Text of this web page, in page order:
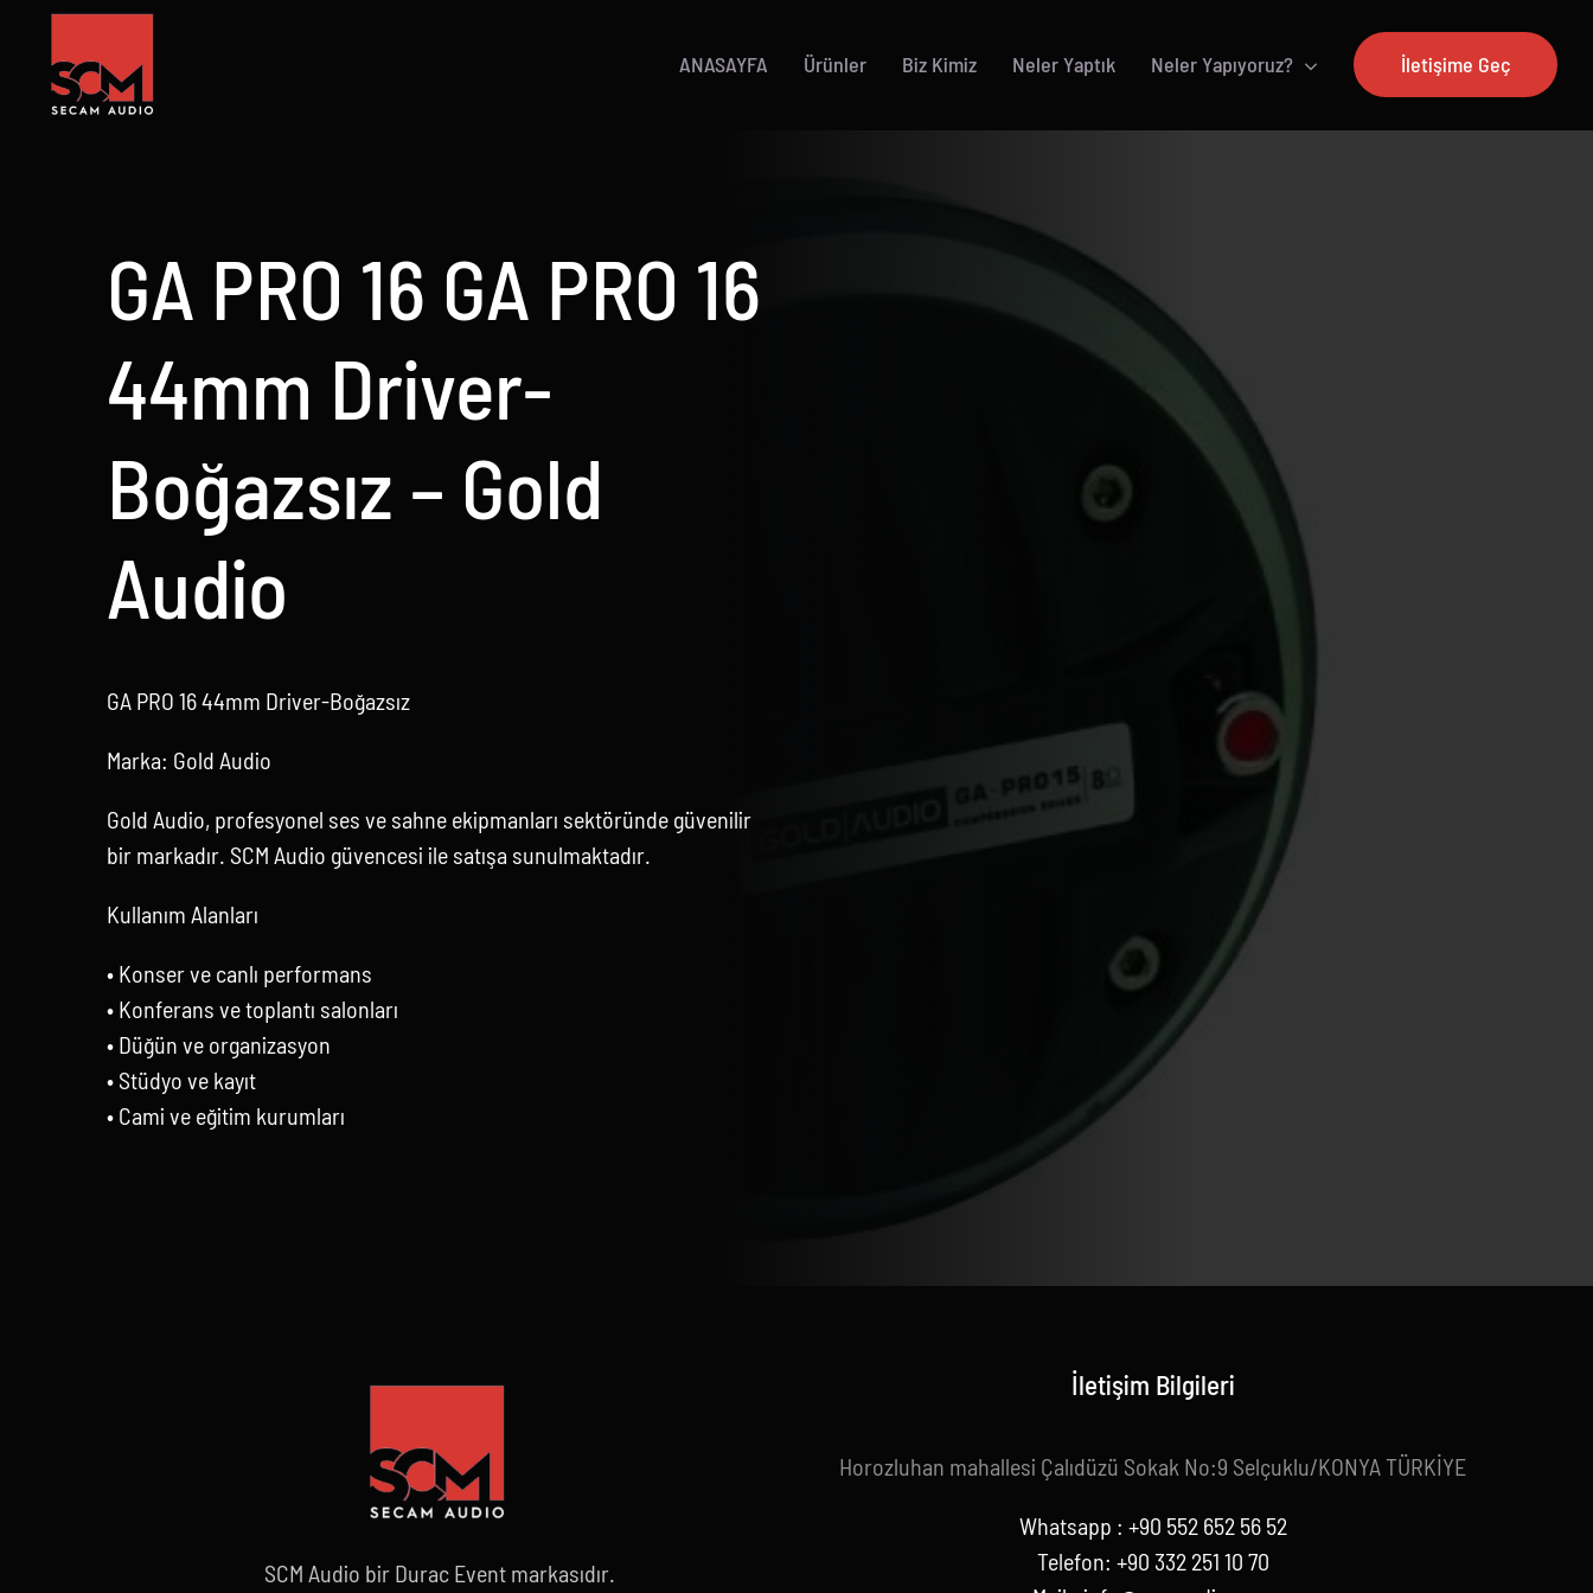
content
ANASAYFA Ürünler Biz Kimiz Neler Yaptık Neler Yapıyoruz? İletişime Geç
GA PRO 16 GA PRO 16
44mm Driver-
Boğazsız – Gold
Audio
GA PRO 16 44mm Driver-Boğazsız
Marka: Gold Audio
Gold Audio, profesyonel ses ve sahne ekipmanları sektöründe güvenilir
bir markadır. SCM Audio güvencesi ile satışa sunulmaktadır.
Kullanım Alanları
• Konser ve canlı performans
• Konferans ve toplantı salonları
• Düğün ve organizasyon
• Stüdyo ve kayıt
• Cami ve eğitim kurumları
SCM Audio bir Durac Event markasıdır.
İletişim Bilgileri
Horozluhan mahallesi Çalıdüzü Sokak No:9 Selçuklu/KONYA TÜRKİYE
Whatsapp : +90 552 652 56 52
Telefon: +90 332 251 10 70